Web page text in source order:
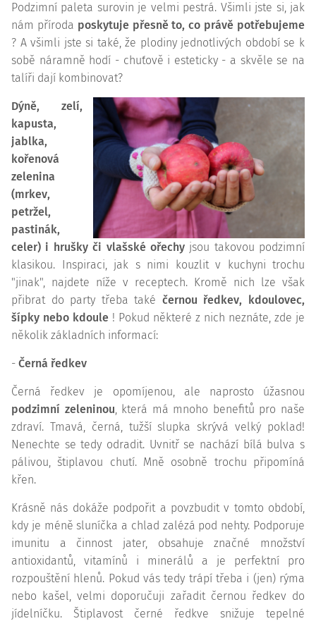
Podzimní paleta surovin je velmi pestrá. Všimli jste si, jak
nám příroda poskytuje přesně to, co právě potřebujeme
? A všimli jste si také, že plodiny jednotlivých období se k
sobě náramně hodí - chuťově i esteticky - a skvěle se na
talíři dají kombinovat?
Dýně, zelí,
kapusta,
jablka,
kořenová
zelenina
(mrkev,
petržel,
pastinák,
celer) i hrušky či vlašské ořechyjsou takovou podzimní
klasikou. Inspiraci, jak s nimi kouzlit v kuchyni trochu
"jinak", najdete níže v receptech. Kromě nich lze však
přibrat do party třeba také černou ředkev, kdoulovec,
šípky nebo kdoule ! Pokud některé z nich neznáte, zde je
několik základních informací:
- Černá ředkev
Černá ředkev je opomíjenou, ale naprosto úžasnou
podzimní zeleninou, která má mnoho benefitů pro naše
zdraví. Tmavá, černá, tužší slupka skrývá velký poklad!
Nenechte se tedy odradit. Uvnitř se nachází bílá bulva s
pálivou, štiplavou chutí. Mně osobně trochu připomíná
křen.
Krásně nás dokáže podpořit a povzbudit v tomto období,
kdy je méně sluníčka a chlad zalézá pod nehty. Podporuje
imunitu a činnost jater, obsahuje značné množství
antioxidantů, vitamínů i minerálů a je perfektní pro
rozpouštění hlenů. Pokud vás tedy trápí třeba i (jen) rýma
nebo kašel, velmi doporučuji zařadit černou ředkev do
jídelníčku. Štiplavost černé ředkve snižuje tepelné